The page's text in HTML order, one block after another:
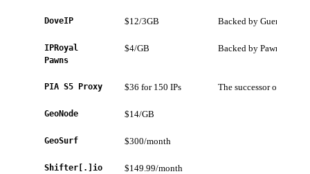
DoveIP $12/3GB Backed by Guerilla
IPRoyal
Pawns
$4/GB Backed by Pawns.app
PIA S5 Proxy $36 for 150 IPs The successor of 911[.]re
GeoNode $14/GB
GeoSurf $300/month
Shifter[.]io $149.99/month